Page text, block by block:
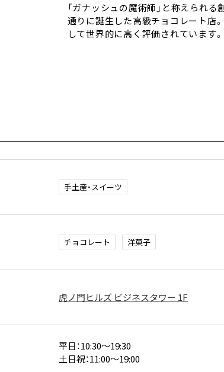
「ガナッシュの魔術師」と称えられ
通りに誕生した高級チョコレート店
して世界的に高く評価されています。
手土産・スイーツ
チョコレート 洋菓子
虎ノ門ヒルズ ビジネスタワー 1F
平日：10:30～19:30
土日祝：11:00～19:00